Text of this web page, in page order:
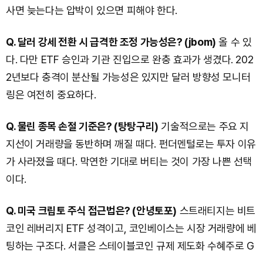
사면 늦는다는 압박이 있으면 피해야 한다.
Q. 달러 강세 전환 시 급격한 조정 가능성은? (jbom) 올 수 있
다. 다만 ETF 승인과 기관 진입으로 완충 효과가 생겼다. 202
2년보다 충격이 분산될 가능성은 있지만 달러 방향성 모니터
링은 여전히 중요하다.
Q. 물린 종목 손절 기준은? (탕탕구리) 기술적으로는 주요 지
지선이 거래량을 동반하며 깨질 때다. 펀더멘털로는 투자 이유
가 사라졌을 때다. 막연한 기대로 버티는 것이 가장 나쁜 선택
이다.
Q. 미국 크립토 주식 접근법은? (안녕토포) 스트래티지는 비트
코인 레버리지 ETF 성격이고, 코인베이스는 시장 거래량에 베
팅하는 구조다. 서클은 스테이블코인 규제 제도화 수혜주로 G